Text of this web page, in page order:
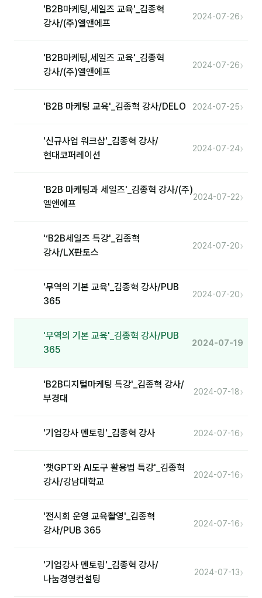
제안·영업
용어사전
📮 나눔레터 보기
문서자료실
영상자료실
1:1 문의
자주 묻는 질문
'B2B마케팅,세일즈 교육'_김종혁
강사/(주)엘앤에프
2024-07-26›
'B2B마케팅,세일즈 교육'_김종혁
강사/(주)엘앤에프
2024-07-26›
'B2B 마케팅 교육'_김종혁 강사/DELO 2024-07-25›
'신규사업 워크샵'_김종혁 강사/
현대코퍼레이션
2024-07-24›
'B2B 마케팅과 세일즈'_김종혁 강사/(주)
엘앤에프
2024-07-22›
'‘B2B세일즈 특강'_김종혁
강사/LX판토스
2024-07-20›
'무역의 기본 교육'_김종혁 강사/PUB
365
2024-07-20›
'무역의 기본 교육'_김종혁 강사/PUB
365
2024-07-19
'B2B디지털마케팅 특강'_김종혁 강사/
부경대
2024-07-18›
'기업강사 멘토링'_김종혁 강사 2024-07-16›
'챗GPT와 AI도구 활용법 특강'_김종혁
강사/강남대학교
2024-07-16›
'전시회 운영 교육촬영'_김종혁
강사/PUB 365
2024-07-16›
'기업강사 멘토링'_김종혁 강사/
나눔경영컨설팅
2024-07-13›